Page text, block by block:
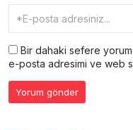
Bir dahaki sefere yorum
e-posta adresimi ve web